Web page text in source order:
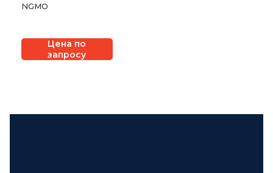
NGMO
Цена по
запросу